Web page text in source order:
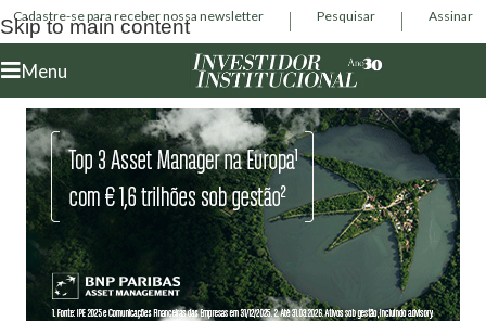
Skip to main content
Cadastre-se para receber nossa newsletter Pesquisar Assinar
Menu